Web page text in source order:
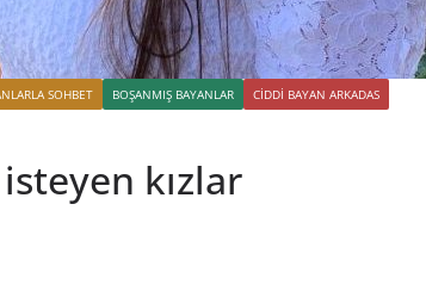
SOHBET BOŞANMIŞ BAYANLAR
CIDDI BAYAN ARKADAS
kızlar